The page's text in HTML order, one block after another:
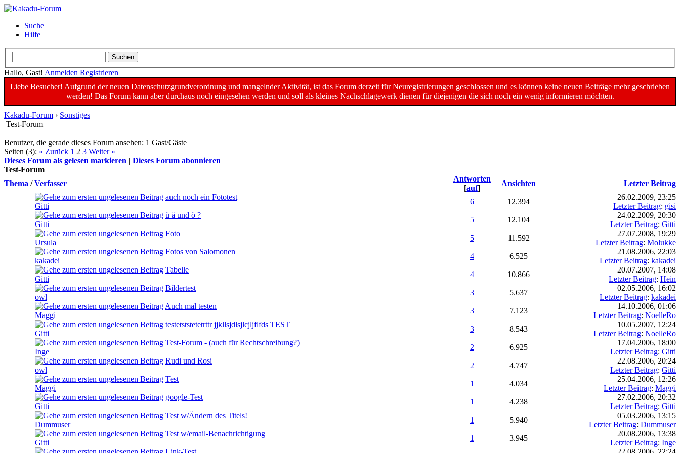
Suche
Hilfe
Hallo, Gast! Anmelden Registrieren
Liebe Besucher! Aufgrund der neuen Datenschutzgrundverordnung und mangelnder Aktivität, ist das Forum derzeit für Neuregistrierungen geschlossen und es können keine neuen Beiträge mehr geschrieben
werden! Das Forum kann aber durchaus noch eingesehen werden und soll als kleines Nachschlagewerk dienen für diejenigen die sich noch ein wenig informieren möchten.
Kakadu-Forum › Sonstiges
Test-Forum
Benutzer, die gerade dieses Forum ansehen: 1 Gast/Gäste
Seiten (3): « Zurück 1 2 3 Weiter »
Dieses Forum als gelesen markieren | Dieses Forum abonnieren
Test-Forum
Thema /Verfasser
Antworten
[auf]
Ansichten
Letzter Beitrag
auch noch ein Fototest
Gitti
6 12.394
26.02.2009, 23:25
Letzter Beitrag: gisi
ü ä und ö ?
Gitti
5 12.104
24.02.2009, 20:30
Letzter Beitrag: Gitti
Foto
Ursula
5 11.592
27.07.2008, 19:29
Letzter Beitrag: Molukke
Fotos von Salomonen
kakadei
4 6.525
21.08.2006, 22:03
Letzter Beitrag: kakadei
Tabelle
Gitti
4 10.866
20.07.2007, 14:08
Letzter Beitrag: Hein
Bildertest
owl
3 5.637
02.05.2006, 16:02
Letzter Beitrag: kakadei
Auch mal testen
Maggi
3 7.123
14.10.2006, 01:06
Letzter Beitrag: NoelleRo
testetststetetrttr jjkllsjdlsjlcjljflfds TEST
Gitti
3 8.543
10.05.2007, 12:24
Letzter Beitrag: NoelleRo
Test-Forum - (auch für Rechtschreibung?)
Inge
2 6.925
17.04.2006, 18:00
Letzter Beitrag: Gitti
Rudi und Rosi
owl
2 4.747
22.08.2006, 20:24
Letzter Beitrag: Gitti
Test
Maggi
1 4.034
25.04.2006, 12:26
Letzter Beitrag: Maggi
google-Test
Gitti
1 4.238
27.02.2006, 20:32
Letzter Beitrag: Gitti
Test w/Ändern des Titels!
Dummuser
1 5.940
05.03.2006, 13:15
Letzter Beitrag: Dummuser
Test w/email-Benachrichtigung
Gitti
1 3.945
20.08.2006, 13:38
Letzter Beitrag: Inge